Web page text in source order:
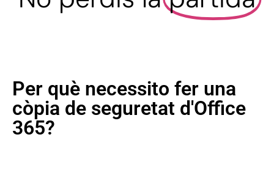
Per què necessito fer una
còpia de seguretat d'Office
365?